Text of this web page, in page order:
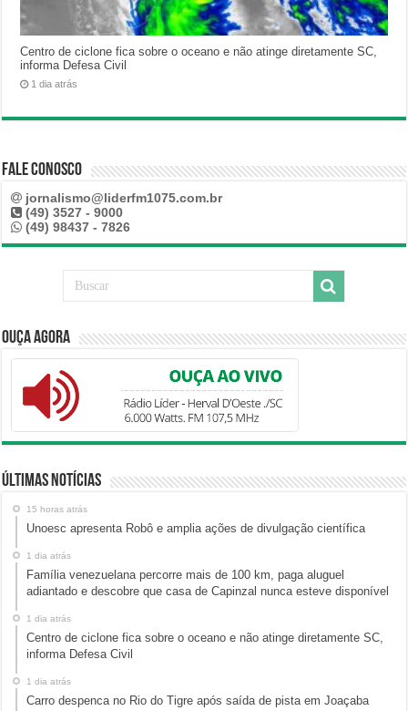
Centro de ciclone fica sobre o oceano e não atinge diretamente SC,
informa Defesa Civil
1 dia atrás
Fale Conosco
jornalismo@liderfm1075.com.br
(49) 3527 - 9000
(49) 98437 - 7826
Ouça Agora
Últimas Notícias
15 horas atrás
Unoesc apresenta Robô e amplia ações de divulgação científica
1 dia atrás
Família venezuelana percorre mais de 100 km, paga aluguel
adiantado e descobre que casa de Capinzal nunca esteve disponível
1 dia atrás
Centro de ciclone fica sobre o oceano e não atinge diretamente SC,
informa Defesa Civil
1 dia atrás
Carro despenca no Rio do Tigre após saída de pista em Joaçaba